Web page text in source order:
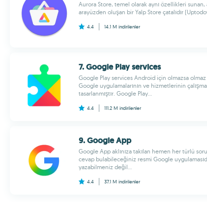
Aurora Store, temel olarak aynı özellikleri
arayüzden oluşan bir Yalp Store çatalıdır
4.4 14.1 M indirilenler
7. Google Play services
Google Play services Android için olmazsa olmaz
Google uygulamalarının ve hizmetlerinin
tasarlanmıştır. Google Play...
4.4 111.2 M indirilenler
9. Google App
Google App aklınıza takılan hemen her türlü
cevap bulabileceğiniz resmi Google
yazabilmeniz değil...
4.4 37.1 M indirilenler